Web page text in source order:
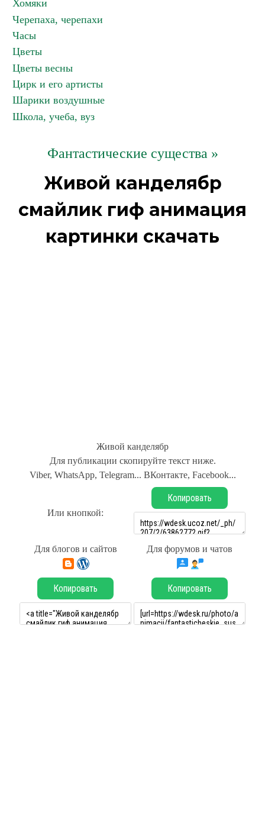
Хомяки
Черепаха, черепахи
Часы
Цветы
Цветы весны
Цирк и его артисты
Шарики воздушные
Школа, учеба, вуз
Фантастические существа »
Живой канделябр
смайлик гиф анимация
картинки скачать
Живой канделябр
Для публикации скопируйте текст ниже.
Viber, WhatsApp, Telegram... ВКонтакте, Facebook...
Или кнопкой:
Копировать
Для блогов и сайтов Для форумов и чатов
Копировать Копировать